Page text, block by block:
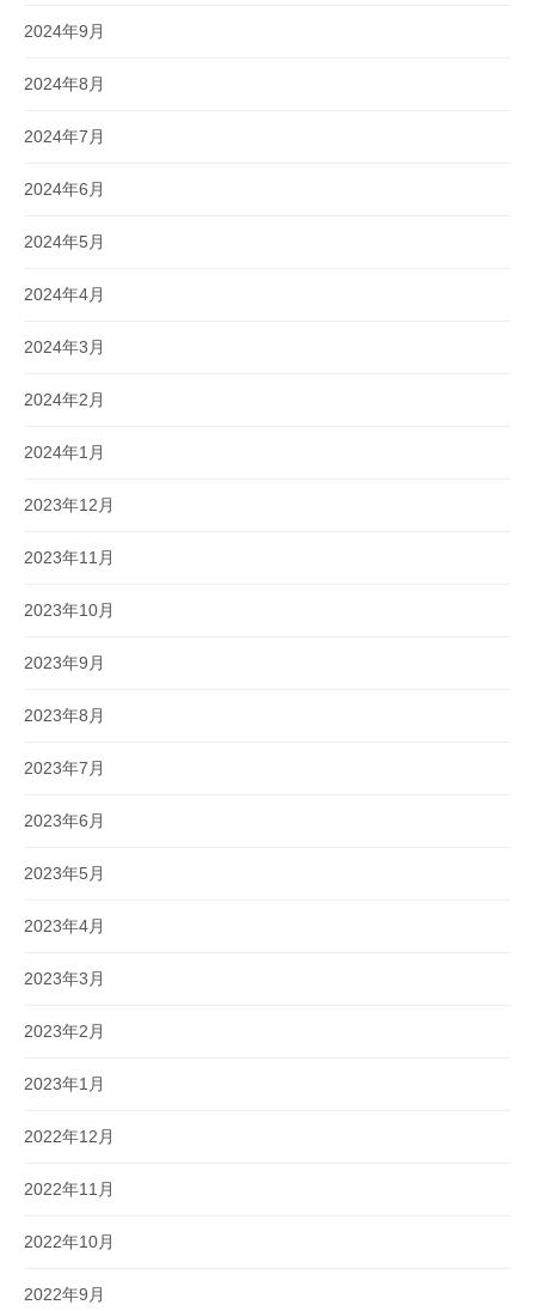
2024年9月
2024年8月
2024年7月
2024年6月
2024年5月
2024年4月
2024年3月
2024年2月
2024年1月
2023年12月
2023年11月
2023年10月
2023年9月
2023年8月
2023年7月
2023年6月
2023年5月
2023年4月
2023年3月
2023年2月
2023年1月
2022年12月
2022年11月
2022年10月
2022年9月